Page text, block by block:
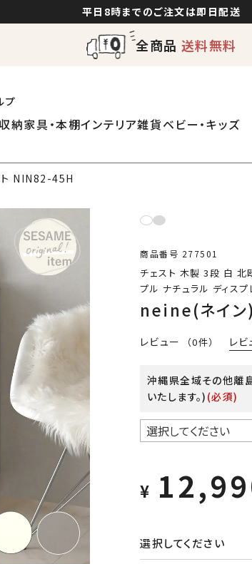
平日8時までのご注文は即日配送
全商品 送料無料
プ
納家具・本棚インテリア雑貨ベビー・キッズ
NIN82-45H
商品番号 277501
チェスト 木製 3段 白 北
プル ナチュラル ディス
neine(ネイン
レビュー （0件） レ
沖縄県全域その他離
いたします。) (必須)
¥
選択してください